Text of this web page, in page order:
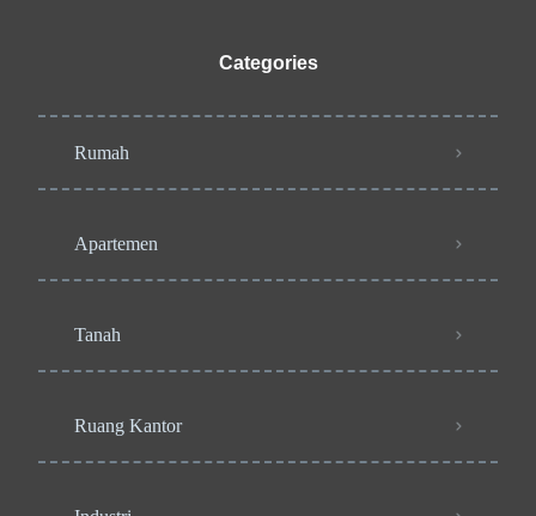
Categories
Rumah
Apartemen
Tanah
Ruang Kantor